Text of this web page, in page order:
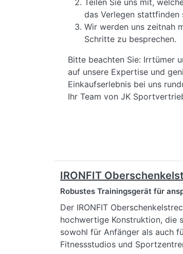
Teilen Sie uns mit,
das Verlegen stattfinden
Wir werden uns zeitnah
Schritte zu besprechen.
Bitte beachten Sie: Irrtümer
auf unsere Expertise und
Einkaufserlebnis bei uns
Ihr Team von JK
IRONFIT
Robustes Trainingsgerät für
Der IRONFIT
hochwertige Konstruktion, die
sowohl für Anfänger als auch
Fitnessstudios und